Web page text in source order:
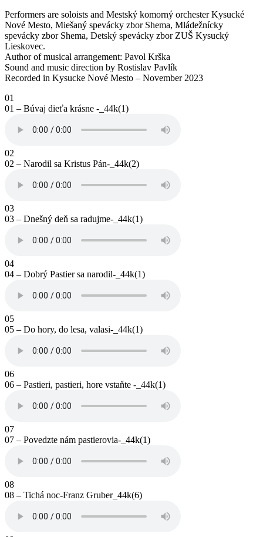
Performers are soloists and Mestský komorný orchester Kysucké
Nové Mesto, Miešaný spevácky zbor Shema, Mládežnícky
spevácky zbor Shema, Detský spevácky zbor ZUŠ Kysucký
Lieskovec.
Author of musical arrangement: Pavol Krška
Sound and music direction by Rostislav Pavlík
Recorded in Kysucke Nové Mesto – November 2023
01
01 – Búvaj dieťa krásne -_44k(1)
02
02 – Narodil sa Kristus Pán-_44k(2)
03
03 – Dnešný deň sa radujme-_44k(1)
04
04 – Dobrý Pastier sa narodil-_44k(1)
05
05 – Do hory, do lesa, valasi-_44k(1)
06
06 – Pastieri, pastieri, hore vstaňte -_44k(1)
07
07 – Povedzte nám pastierovia-_44k(1)
08
08 – Tichá noc-Franz Gruber_44k(6)